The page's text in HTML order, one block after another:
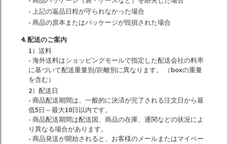
- 上記の返品日程が守られなかった場合
- 商品の原本またはパッケージが毀損された場合
4. 配送のご案内
1）送料
- 海外送料はショッピングモールで指定した配送会社の料率
に基づいて配送重量別/距離別に異なります。 （boxの重量
を含む）
2）配送日
- 商品配送期間は、一般的に決済が完了される注文日から最
低5日～最大10日以内です。
- 商品配送期間は配送国、商品の在庫、通関などの状況によ
り異なる場合があります。
- 商品発送が開始されると、お客様のメールまたはマイペー